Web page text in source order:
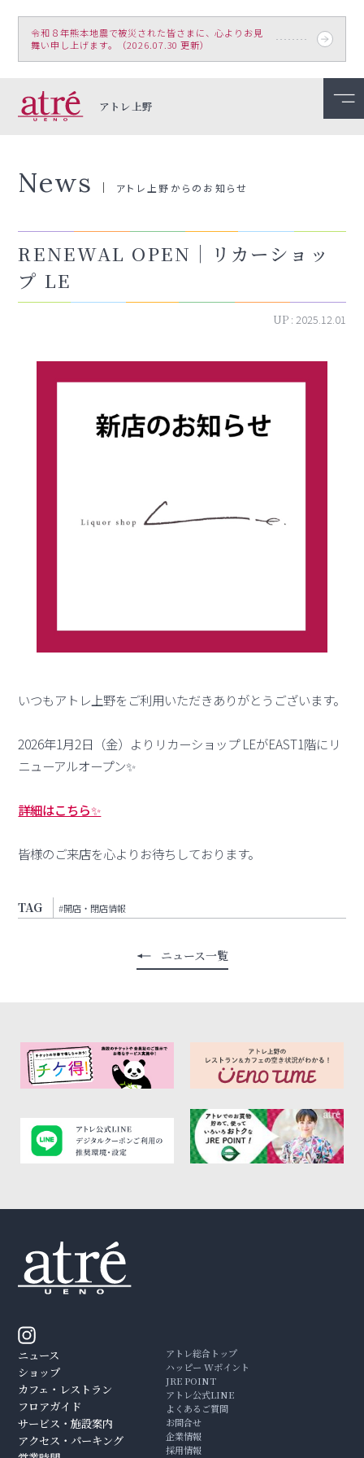
令和８年熊本地震で被災された皆さまに、心よりお見
舞い申し上げます。（2026.07.30 更新）
アトレ上野
News アトレ上野からのお知らせ
RENEWAL OPEN｜リカーショッ
プ LE
UP : 2025.12.01
いつもアトレ上野をご利用いただきありがとうございます。
2026年1月2日（金）よりリカーショップ LEがEAST1階にリ
ニューアルオープン✨
詳細はこちら✨
皆様のご来店を心よりお待ちしております。
TAG #開店・閉店情報
ニュース一覧
ニュース
ショップ
カフェ・レストラン
フロアガイド
サービス・施設案内
アクセス・パーキング
アトレ総合トップ
ハッピー Wポイント
JRE POINT
アトレ公式LINE
よくあるご質問
お問合せ
企業情報
採用情報